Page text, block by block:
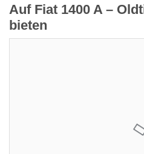
Auf Fiat 1400 A –
bieten
21.02.2025